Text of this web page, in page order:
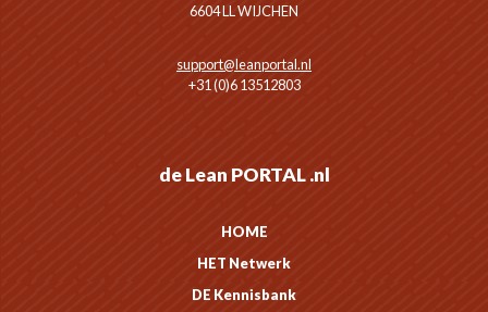
6604 LL WIJCHEN
support@leanportal.nl
+31 (0)6 13512803
de Lean PORTAL .nl
HOME
HET Netwerk
DE Kennisbank